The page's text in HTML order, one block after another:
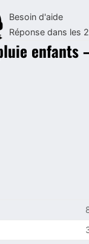
Besoin d'aide
Réponse dans les
enfants